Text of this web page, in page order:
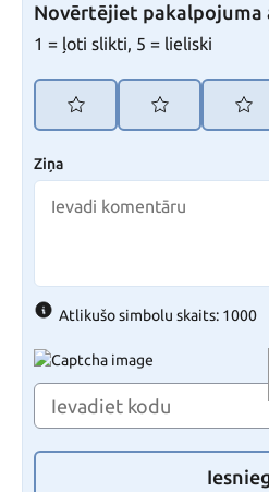
Novērtējiet pakalpojuma
1 = ļoti slikti, 5 = lieliski
Ziņa
Atlikušo simbolu skaits: 1000